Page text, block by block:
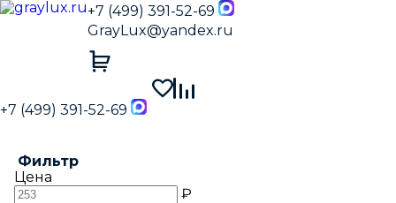
+7 (499) 391-52-69
GrayLux@yandex.ru
+7 (499) 391-52-69
Фильтр
Цена
₽